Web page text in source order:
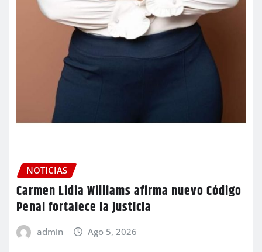
NOTICIAS
Carmen Lidia Williams afirma nuevo Código
Penal fortalece la justicia
admin Ago 5, 2026